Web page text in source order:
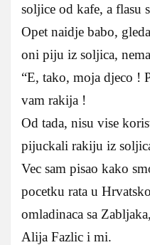
soljice od kafe, a flasu
Opet naidje babo,
oni piju iz soljica,
“E, tako, moja djeco !
vam rakija !
Od tada, nisu vise
pijuckali rakiju iz
Vec sam pisao kako
pocetku rata u
omladinaca sa
Alija Fazlic i mi.